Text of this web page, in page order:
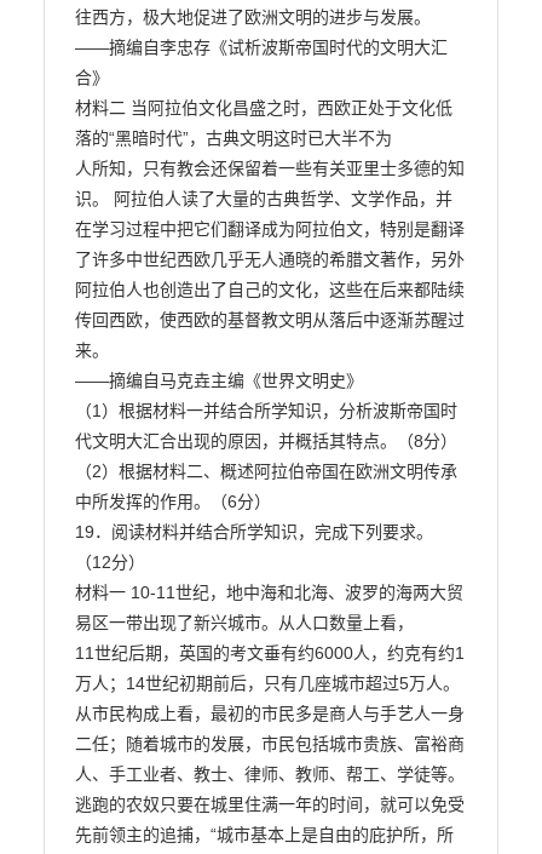
往西方，极大地促进了欧洲文明的进步与发展。
——摘编自李忠存《试析波斯帝国时代的文明大汇
合》
材料二 当阿拉伯文化昌盛之时，西欧正处于文化低
落的“黑暗时代”，古典文明这时已大半不为
人所知，只有教会还保留着一些有关亚里士多德的知
识。 阿拉伯人读了大量的古典哲学、文学作品，并
在学习过程中把它们翻译成为阿拉伯文，特别是翻译
了许多中世纪西欧几乎无人通晓的希腊文著作，另外
阿拉伯人也创造出了自己的文化，这些在后来都陆续
传回西欧，使西欧的基督教文明从落后中逐渐苏醒过
来。
——摘编自马克垚主编《世界文明史》
（1）根据材料一并结合所学知识，分析波斯帝国时
代文明大汇合出现的原因，并概括其特点。（8分）
（2）根据材料二、概述阿拉伯帝国在欧洲文明传承
中所发挥的作用。（6分）
19．阅读材料并结合所学知识，完成下列要求。
（12分）
材料一 10-11世纪，地中海和北海、波罗的海两大贸
易区一带出现了新兴城市。从人口数量上看，
11世纪后期，英国的考文垂有约6000人，约克有约1
万人；14世纪初期前后，只有几座城市超过5万人。
从市民构成上看，最初的市民多是商人与手艺人一身
二任；随着城市的发展，市民包括城市贵族、富裕商
人、手工业者、教士、律师、教师、帮工、学徒等。
逃跑的农奴只要在城里住满一年的时间，就可以免受
先前领主的追捕，“城市基本上是自由的庇护所，所